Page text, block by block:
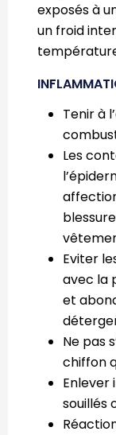
exposés à
un froid
Tenir à
Les
Eviter
avec la
et
Ne pas
chiffon
souillés